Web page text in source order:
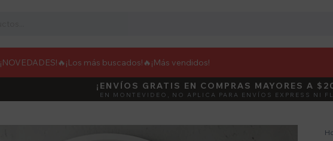
¡NOVEDADES! 🔥¡Los más buscados!🔥 ¡Más vendidos!
DEBUT
¡ENVÍOS GRATIS EN COMPRAS MAYORES A
EN MONTEVIDEO, NO APLICA PARA ENVÍOS EXPRESS NI